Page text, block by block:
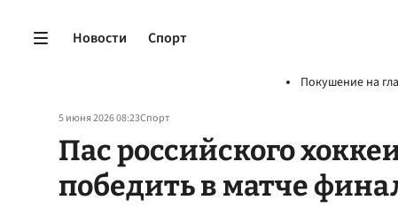
Новости Спорт
Покушение на
5 июня 2026 08:23Спорт
Пас российского
победить в матче